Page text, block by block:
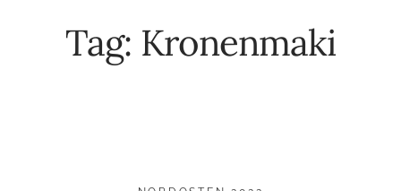
Tag: Kronenmaki